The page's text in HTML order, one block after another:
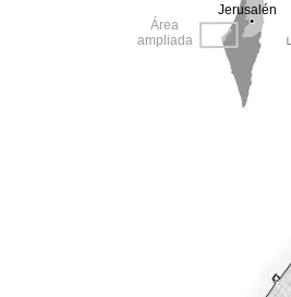
Jerusalén
Área
ampliada